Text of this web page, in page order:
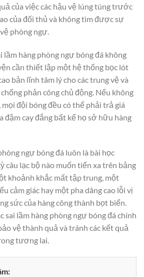
của việc các hậu vệ lúng túng trước
của đối thủ và không tìm được sự
phòng ngự.
hàng phòng ngự bóng đá không
cần thiết lập một hệ thống bọc lót
bản lĩnh tâm lý cho các trung vệ và
phản công chủ động. Nếu không
đội bóng đều có thể phải trả giá
đậm cay đắng bất kể họ sở hữu hàng
ngự bóng đá luôn là bài học
câu lạc bộ nào muốn tiến xa trên bảng
khoảnh khắc mất tập trung, một
cảm giác hay một pha dâng cao lỗi vị
sức của hàng công thành bọt biển.
sai lầm hàng phòng ngự bóng đá chính
vệ thành quả và tránh các kết quả
tương lai.